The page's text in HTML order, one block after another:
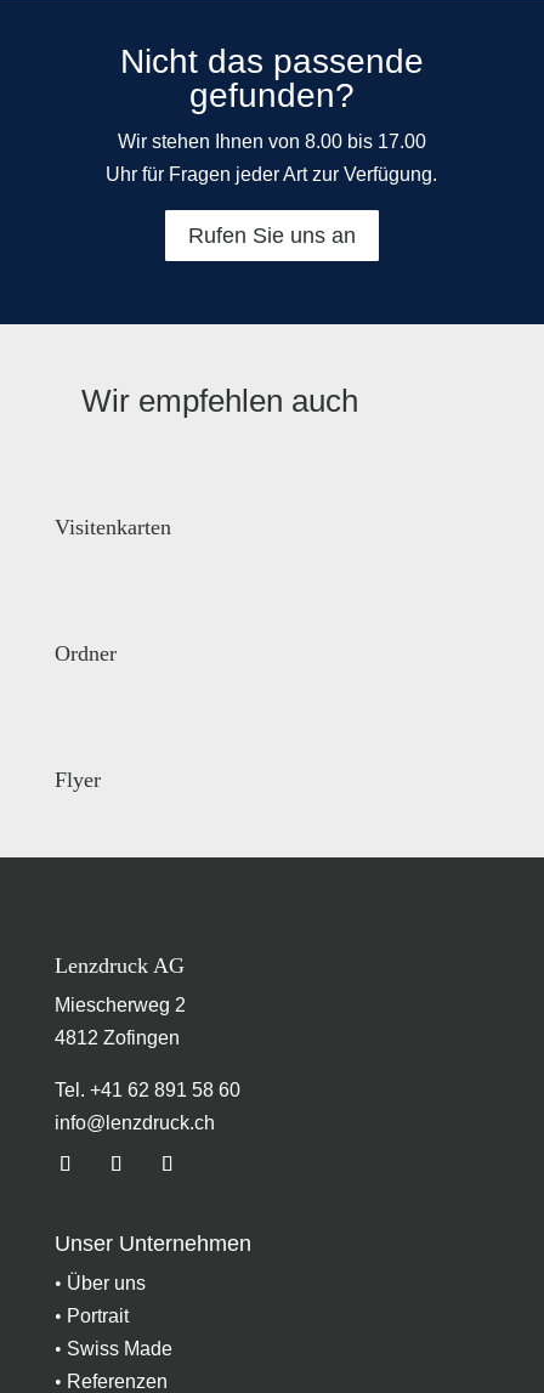
Nicht das passende
gefunden?
Wir stehen Ihnen von 8.00 bis 17.00
Uhr für Fragen jeder Art zur Verfügung.
Rufen Sie uns an
Wir empfehlen auch
Visitenkarten
Ordner
Flyer
Lenzdruck AG
Miescherweg 2
4812 Zofingen
Tel. +41 62 891 58 60
info@lenzdruck.ch
Unser Unternehmen
• Über uns
• Portrait
• Swiss Made
• Referenzen